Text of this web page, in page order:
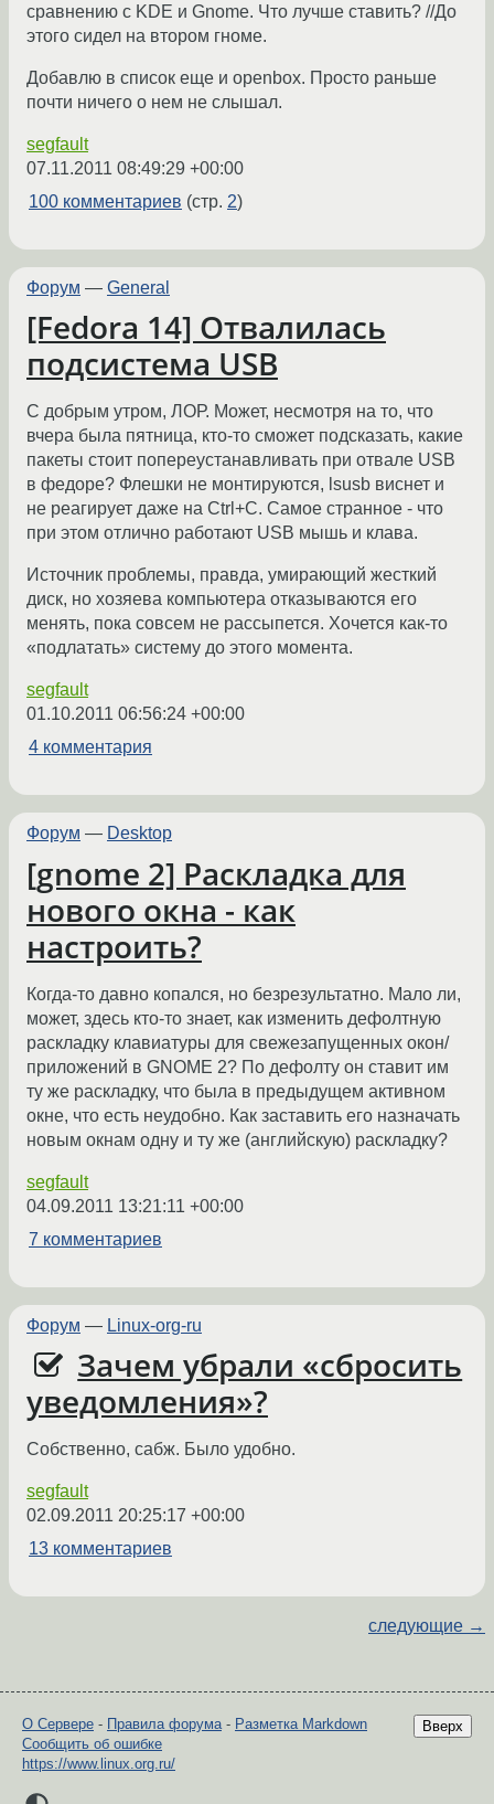
сравнению с KDE и Gnome. Что лучше ставить? //До
этого сидел на втором гноме.
Добавлю в список еще и openbox. Просто раньше
почти ничего о нем не слышал.
segfault
07.11.2011 08:49:29 +00:00
100 комментариев (стр. 2)
Форум — General
[Fedora 14] Отвалилась
подсистема USB
С добрым утром, ЛОР. Может, несмотря на то, что
вчера была пятница, кто-то сможет подсказать, какие
пакеты стоит попереустанавливать при отвале USB
в федоре? Флешки не монтируются, lsusb виснет и
не реагирует даже на Ctrl+C. Самое странное - что
при этом отлично работают USB мышь и клава.
Источник проблемы, правда, умирающий жесткий
диск, но хозяева компьютера отказываются его
менять, пока совсем не рассыпется. Хочется как-то
«подлатать» систему до этого момента.
segfault
01.10.2011 06:56:24 +00:00
4 комментария
Форум — Desktop
[gnome 2] Раскладка для
нового окна - как
настроить?
Когда-то давно копался, но безрезультатно. Мало ли,
может, здесь кто-то знает, как изменить дефолтную
раскладку клавиатуры для свежезапущенных окон/
приложений в GNOME 2? По дефолту он ставит им
ту же раскладку, что была в предыдущем активном
окне, что есть неудобно. Как заставить его назначать
новым окнам одну и ту же (английскую) раскладку?
segfault
04.09.2011 13:21:11 +00:00
7 комментариев
Форум — Linux-org-ru
Зачем убрали «сбросить
уведомления»?
Собственно, сабж. Было удобно.
segfault
02.09.2011 20:25:17 +00:00
13 комментариев
следующие →
Вверх
О Сервере - Правила форума- Разметка Markdown
Сообщить об ошибке
https://www.linux.org.ru/